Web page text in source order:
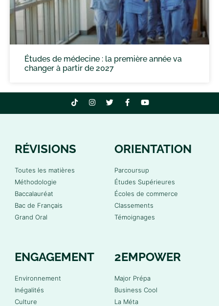
Études de médecine : la première année va
changer à partir de 2027
RÉVISIONS
Toutes les matières
Méthodologie
Baccalauréat
Bac de Français
Grand Oral
ORIENTATION
Parcoursup
Études Supérieures
Écoles de commerce
Classements
Témoignages
ENGAGEMENT
Environnement
Inégalités
Culture
2EMPOWER
Major Prépa
Business Cool
La Méta